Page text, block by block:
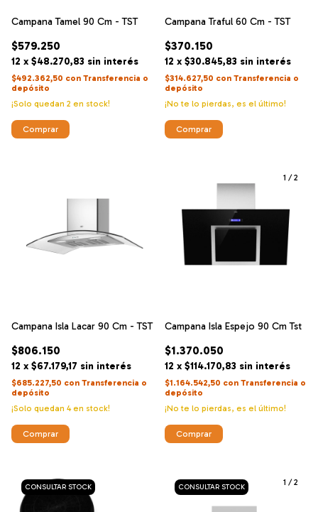
Campana Tamel 90 Cm - TST
$579.250
12 x $48.270,83 sin interés
$492.362,50 con Transferencia o
depósito
¡Solo quedan 2 en stock!
Campana Traful 60 Cm - TST
$370.150
12 x $30.845,83 sin interés
$314.627,50 con Transferencia o
depósito
¡No te lo pierdas, es el último!
Campana Isla Lacar 90 Cm - TST
$806.150
12 x $67.179,17 sin interés
$685.227,50 con Transferencia o
depósito
¡Solo quedan 4en stock!
1 /2
Campana Isla Espejo 90 Cm Tst
$1.370.050
12 x $114.170,83 sin interés
$1.164.542,50 con Transferencia o
depósito
¡No te lo pierdas, es el último!
1 /2